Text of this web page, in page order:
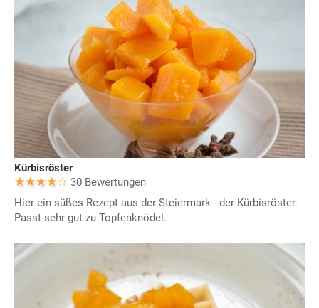
Kürbisröster
30 Bewertungen
Hier ein süßes Rezept aus der Steiermark - der Kürbisröster.
Passt sehr gut zu Topfenknödel.